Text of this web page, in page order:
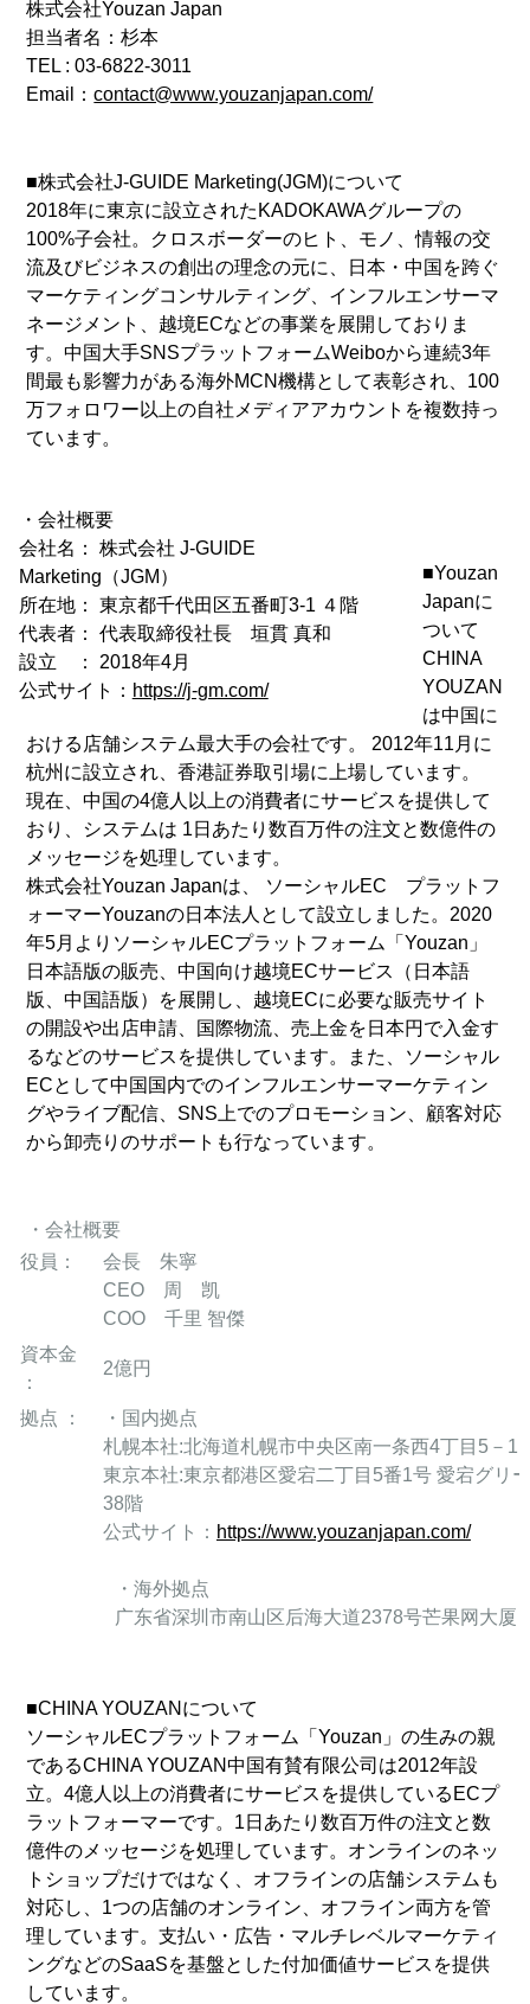
株式会社Youzan Japan
担当者名：杉本
TEL : 03-6822-3011
Email：contact@www.youzanjapan.com/
■株式会社J-GUIDE Marketing(JGM)について
2018年に東京に設立されたKADOKAWAグループの
100%子会社。クロスボーダーのヒト、モノ、情報の交
流及びビジネスの創出の理念の元に、日本・中国を跨ぐ
マーケティングコンサルティング、インフルエンサーマ
ネージメント、越境ECなどの事業を展開しておりま
す。中国大手SNSプラットフォームWeiboから連続3年
間最も影響力がある海外MCN機構として表彰され、100
万フォロワー以上の自社メディアアカウントを複数持っ
ています。
・会社概要
会社名： 株式会社 J-GUIDE
Marketing（JGM）
所在地： 東京都千代田区五番町3-1 ４階
代表者： 代表取締役社長 垣貫 真和
設立 ： 2018年4月
公式サイト： https://j-gm.com/
■Youzan
Japanに
ついて
CHINA
YOUZAN
は中国に
おける店舗システム最大手の会社です。 2012年11月に
杭州に設立され、香港証券取引場に上場しています。
現在、中国の4億人以上の消費者にサービスを提供して
おり、システムは 1日あたり数百万件の注文と数億件の
メッセージを処理しています。
株式会社Youzan Japanは、 ソーシャルEC プラットフ
ォーマーYouzanの日本法人として設立しました。2020
年5月よりソーシャルECプラットフォーム「Youzan」
日本語版の販売、中国向け越境ECサービス（日本語
版、中国語版）を展開し、越境ECに必要な販売サイト
の開設や出店申請、国際物流、売上金を日本円で入金す
るなどのサービスを提供しています。また、ソーシャル
ECとして中国国内でのインフルエンサーマーケティン
グやライブ配信、SNS上でのプロモーション、顧客対応
から卸売りのサポートも行なっています。
・会社概要
役員：
会長 朱寧
CEO 周 凯
COO 千里 智傑
資本金
：
2億円
拠点 ：
・国内拠点
札幌本社:北海道札幌市中央区南一条西4丁目5－1
東京本社:東京都港区愛宕二丁目5番1号 愛宕グリ
38階
公式サイト： https://www.youzanjapan.com/
・海外拠点
广东省深圳市南山区后海大道2378号芒果网大厦
■CHINA YOUZANについて
ソーシャルECプラットフォーム「Youzan」の生みの親
であるCHINA YOUZAN中国有賛有限公司は2012年設
立。4億人以上の消費者にサービスを提供しているECプ
ラットフォーマーです。1日あたり数百万件の注文と数
億件のメッセージを処理しています。オンラインのネッ
トショップだけではなく、オフラインの店舗システムも
対応し、1つの店舗のオンライン、オフライン両方を管
理しています。支払い・広告・マルチレベルマーケティ
ングなどのSaaSを基盤とした付加価値サービスを提供
しています。